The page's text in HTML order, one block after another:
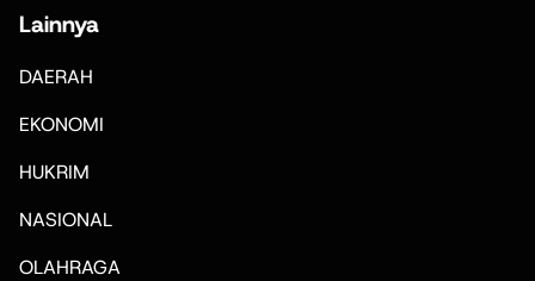
Lainnya
DAERAH
EKONOMI
HUKRIM
NASIONAL
OLAHRAGA